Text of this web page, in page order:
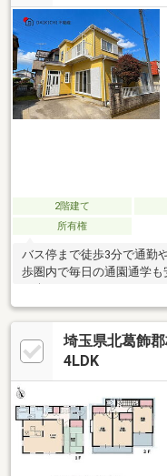
2階建て
所有権
バス停まで徒歩3分で通勤やお出かけに
歩圏内で毎日の通園通学
埼玉県北葛飾
4LDK